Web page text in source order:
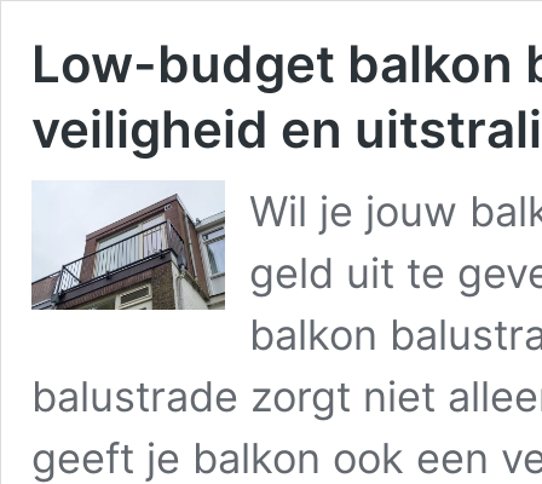
Low-budget balkon
veiligheid en
Wil je jouw
geld uit te
balkon
balustrade zorgt niet
geeft je balkon ook een